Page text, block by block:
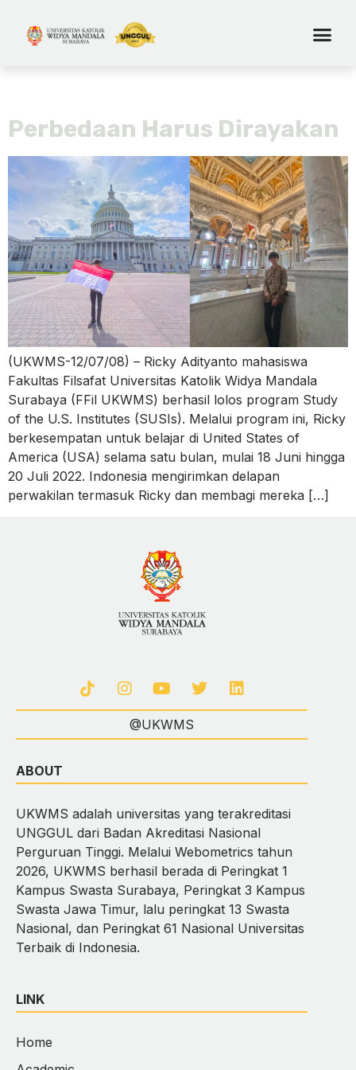
Perbedaan Harus Dirayakan
(UKWMS-12/07/08) – Ricky Adityanto mahasiswa
Fakultas Filsafat Universitas Katolik Widya Mandala
Surabaya (FFil UKWMS) berhasil lolos program Study
of the U.S. Institutes (SUSIs). Melalui program ini, Ricky
berkesempatan untuk belajar di United States of
America (USA) selama satu bulan, mulai 18 Juni hingga
20 Juli 2022. Indonesia mengirimkan delapan
perwakilan termasuk Ricky dan membagi mereka […]
@UKWMS
ABOUT
UKWMS adalah universitas yang terakreditasi
UNGGUL dari Badan Akreditasi Nasional
Perguruan Tinggi. Melalui Webometrics tahun
2026, UKWMS berhasil berada di Peringkat 1
Kampus Swasta Surabaya, Peringkat 3 Kampus
Swasta Jawa Timur, lalu peringkat 13 Swasta
Nasional, dan Peringkat 61 Nasional Universitas
Terbaik di Indonesia.
LINK
Home